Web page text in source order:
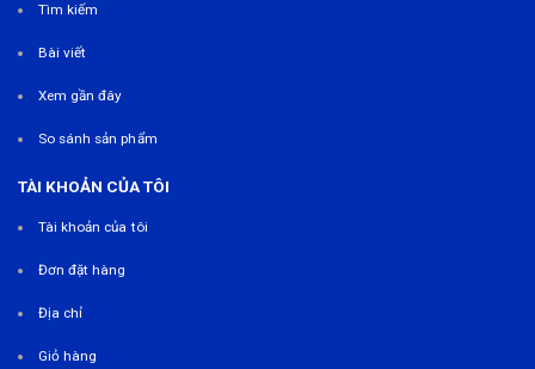
Tìm kiếm
Bài viết
Xem gần đây
So sánh sản phẩm
TÀI KHOẢN CỦA TÔI
Tài khoản của tôi
Đơn đặt hàng
Địa chỉ
Giỏ hàng